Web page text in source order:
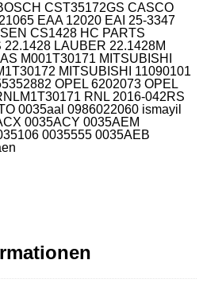
CST35172GS CASCO
EAA 12020 EAI 25-3347
CS1428 HC PARTS
LAUBER 22.1428M
M001T30171 MITSUBISHI
MITSUBISHI 11090101
OPEL 6202073 OPEL
RNL 2016-042RS
0035aal 0986022060 ismayil
0035ACY 0035AEM
0035555 0035AEB